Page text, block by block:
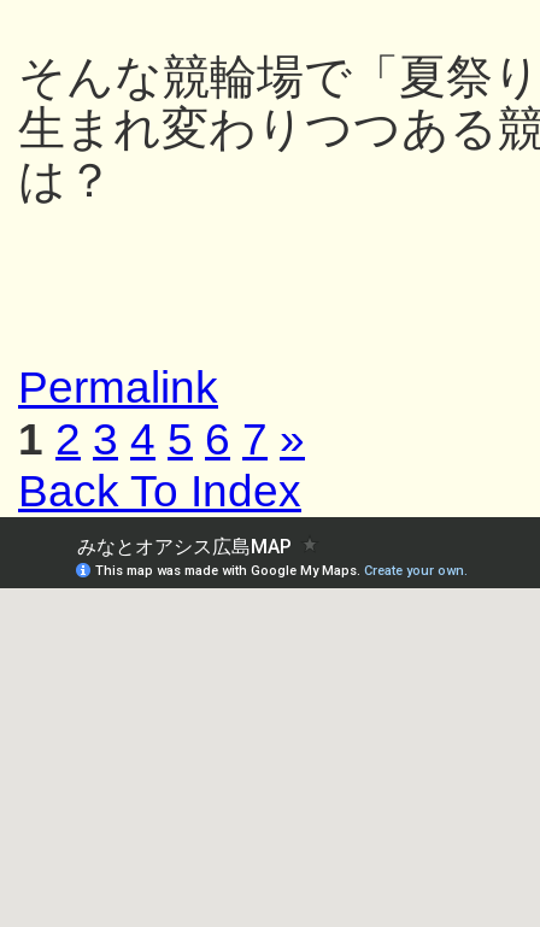
そんな競輪場で「夏祭
生まれ変わりつつある
は？
Permalink
1 2 3 4 5 6 7 »
Back To Index